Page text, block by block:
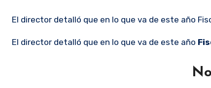
El director detalló que en lo que va de este año
El director detalló que en lo que va de este año